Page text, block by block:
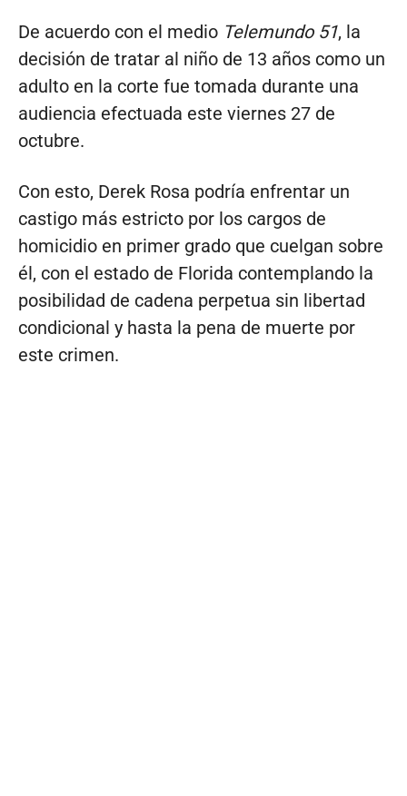
De acuerdo con el medio Telemundo 51, la
decisión de tratar al niño de 13 años como un
adulto en la corte fue tomada durante una
audiencia efectuada este viernes 27 de
octubre.
Con esto, Derek Rosa podría enfrentar un
castigo más estricto por los cargos de
homicidio en primer grado que cuelgan sobre
él, con el estado de Florida contemplando la
posibilidad de cadena perpetua sin libertad
condicional y hasta la pena de muerte por
este crimen.